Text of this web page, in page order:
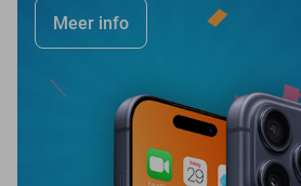
Meer info